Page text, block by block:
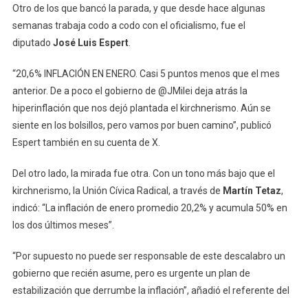
Otro de los que bancó la parada, y que desde hace algunas
semanas trabaja codo a codo con el oficialismo, fue el
diputado José Luis Espert.
“20,6% INFLACIÓN EN ENERO. Casi 5 puntos menos que el mes
anterior. De a poco el gobierno de @JMilei deja atrás la
hiperinflación que nos dejó plantada el kirchnerismo. Aún se
siente en los bolsillos, pero vamos por buen camino”, publicó
Espert también en su cuenta de X.
Del otro lado, la mirada fue otra. Con un tono más bajo que el
kirchnerismo, la Unión Cívica Radical, a través de Martín Tetaz,
indicó: “La inflación de enero promedio 20,2% y acumula 50% en
los dos últimos meses”.
“Por supuesto no puede ser responsable de este descalabro un
gobierno que recién asume, pero es urgente un plan de
estabilización que derrumbe la inflación”, añadió el referente del